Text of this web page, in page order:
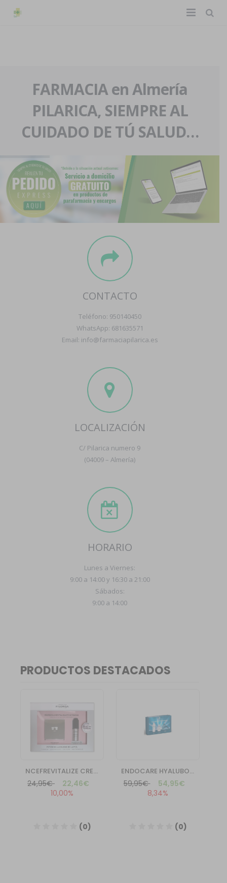
La farmacia
Nuestra historia
Nuestro equipo
Eventos
Servicios y reservas
Pedidos express
Blog
Contacto
Boletín
FARMACIA en Almería
PILARICA, SIEMPRE AL
CUIDADO DE TÚ SALUD…
CONTACTO
Teléfono: 950140450
WhatsApp: 681635571
Email: info@farmaciapilarica.es
LOCALIZACIÓN
C/ Pilarica numero 9
(04009 – Almería)
HORARIO
Lunes a Viernes:
9:00 a 14:00 y 16:30 a 21:00
Sábados:
9:00 a 14:00